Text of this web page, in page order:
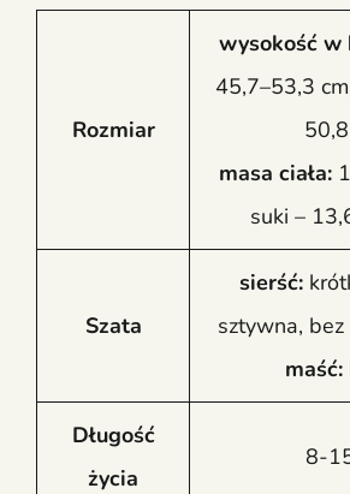
Rozmiar
wysokość w
45,7–53,3
masa ciała:
suki –
Szata
sierść:
sztywna,
maść:
Długość
życia
8-